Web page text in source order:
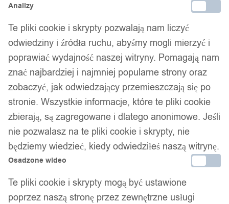
Twój zaufany marketplace oferujący najlepsze produkty
sprawdzonych marek. Bezpieczne zakupy z gwarancją jakości.
Facebook
Analizy
Te pliki cookie i skrypty pozwalają nam liczyć
odwiedziny i źródła ruchu, abyśmy mogli mierzyć i
poprawiać wydajność naszej witryny. Pomagają nam
znać najbardziej i najmniej popularne strony oraz
zobaczyć, jak odwiedzający przemieszczają się po
stronie. Wszystkie informacje, które te pliki cookie
zbierają, są zagregowane i dlatego anonimowe. Jeśli
nie pozwalasz na te pliki cookie i skrypty, nie
będziemy wiedzieć, kiedy odwiedziłeś naszą witrynę.
Osadzone wideo
Te pliki cookie i skrypty mogą być ustawione
poprzez naszą stronę przez zewnętrzne usługi